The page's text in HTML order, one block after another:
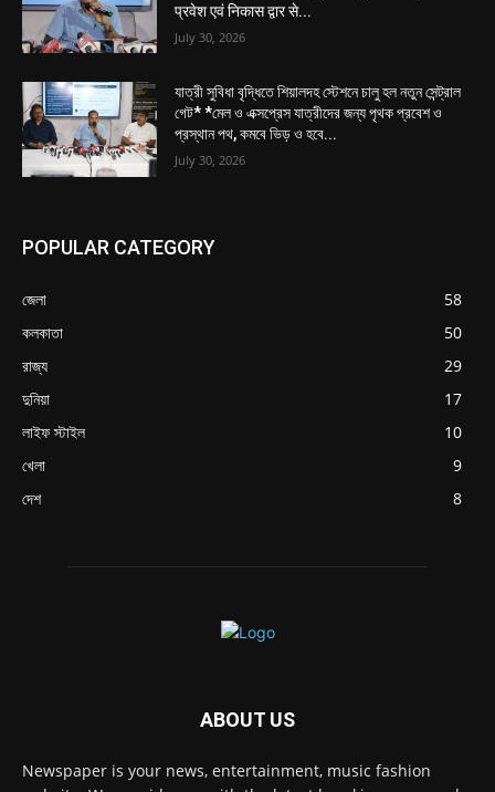
प्रवेश एवं निकास द्वार से...
July 30, 2026
যাত্রী সুবিধা বৃদ্ধিতে শিয়ালদহ স্টেশনে চালু হল নতুন সেন্ট্রাল
গেট* *মেল ও এক্সপ্রেস যাত্রীদের জন্য পৃথক প্রবেশ ও
প্রস্থান পথ, কমবে ভিড় ও হবে...
July 30, 2026
POPULAR CATEGORY
জেলা
58
কলকাতা
50
রাজ্য
29
দুনিয়া
17
লাইফ স্টাইল
10
খেলা
9
দেশ
8
ABOUT US
Newspaper is your news, entertainment, music fashion